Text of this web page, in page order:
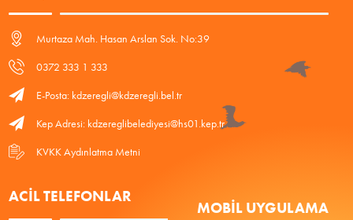
Murtaza Mah. Hasan Arslan Sok. No:39
0372 333 1 333
E-Posta: kdzeregli@kdzeregli.bel.tr
Kep Adresi: kdzereglibelediyesi@hs01.kep.tr
KVKK Aydınlatma Metni
ACIL TELEFONLAR
MOBIL UYGULAMA